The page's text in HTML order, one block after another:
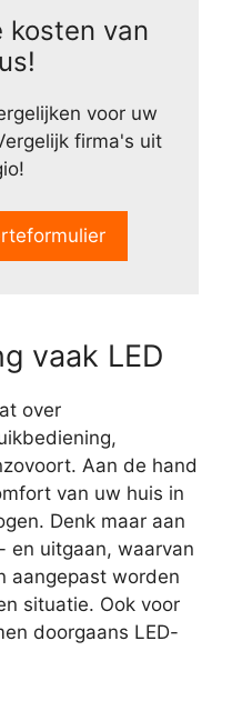
kosten van
voor uw
firma's uit
vaak LED
over
Aan de hand
van uw huis in
Denk maar aan
en uitgaan, waarvan
aangepast worden
situatie. Ook voor
doorgaans LED-